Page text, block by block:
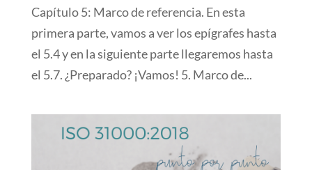
Capítulo 5: Marco de referencia. En esta
primera parte, vamos a ver los epígrafes hasta
el 5.4 y en la siguiente parte llegaremos hasta
el 5.7. ¿Preparado? ¡Vamos! 5. Marco de...